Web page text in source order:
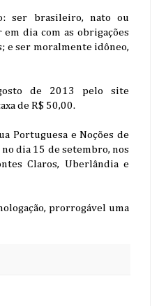
ser brasileiro, nato ou
dia com as obrigações
e ser moralmente idôneo,
de 2013 pelo site
de R$ 50,00.
Portuguesa e Noções de
dia 15 de setembro, nos
Claros, Uberlândia e
prorrogável uma